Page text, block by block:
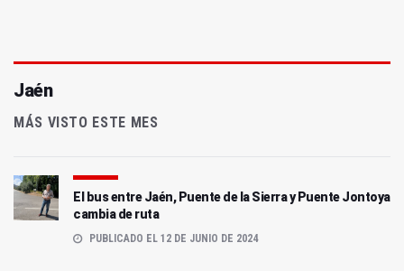
Jaén
MÁS VISTO ESTE MES
El bus entre Jaén, Puente de la Sierra y Puente Jontoya
cambia de ruta
PUBLICADO EL 12 DE JUNIO DE 2024